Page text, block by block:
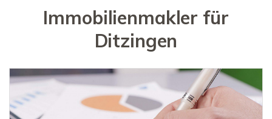
Immobilienmakler für
Ditzingen